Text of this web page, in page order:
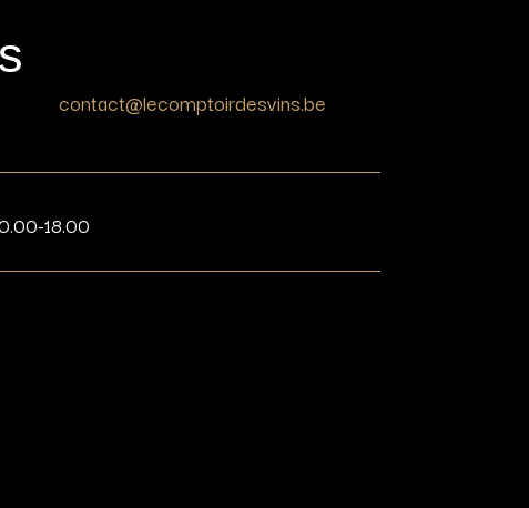
contact@lecomptoirdesvins.be
18.00